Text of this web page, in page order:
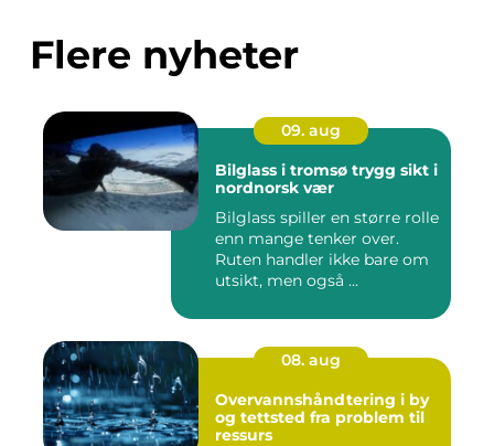
Flere nyheter
09. aug
Bilglass i tromsø trygg sikt i
nordnorsk vær
Bilglass spiller en større rolle
enn mange tenker over.
Ruten handler ikke bare om
utsikt, men også ...
08. aug
Overvannshåndtering i by
og tettsted fra problem til
ressurs